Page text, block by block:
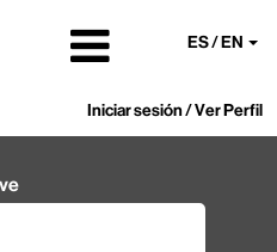
ES / EN
Iniciar sesión / Ver Perfil